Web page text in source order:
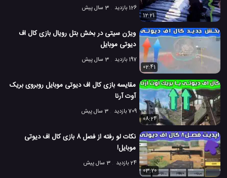
126 بازدید
3 سال پیش
12:21
ویژن سیتی در بخش بتل رویال بازی کال اف
دیوتی موبایل
197 بازدید
3 سال پیش
02:41
مقایسه بازی کال اف دیوتی موبایل روبروی بریک
آوت آرنا
709 بازدید
3 سال پیش
08:24
نکات لو رفته از فصل 8 بازی کال اف دیوتی
موبایل!
24 بازدید
3 سال پیش
03:20